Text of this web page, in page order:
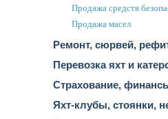
Продажа средств
Продажа масел
Ремонт, сюрвей,
Перевозка яхт и
Страхование,
Яхт-клубы, стоянки,